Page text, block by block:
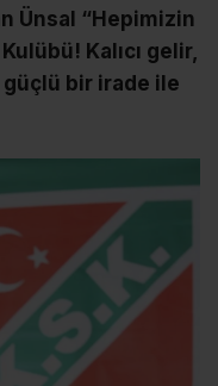
Ünsal “Hepimizin
Kalıcı gelir,
bir irade ile